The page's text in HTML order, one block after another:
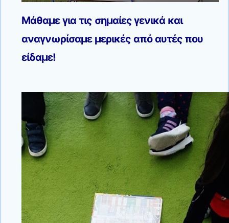
Μάθαμε για τις σημαίες γενικά και
αναγνωρίσαμε μερικές από αυτές που
είδαμε!